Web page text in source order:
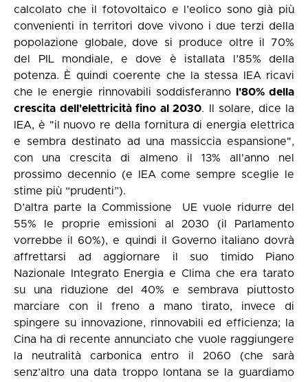
calcolato che il fotovoltaico e l’eolico sono già più
convenienti in territori dove vivono i due terzi della
popolazione globale, dove si produce oltre il 70%
del PIL mondiale, e dove è istallata l’85% della
potenza. È quindi coerente che la stessa IEA ricavi
che le energie rinnovabili soddisferanno
l'80% della
crescita dell'elettricità fino al 2030. Il solare, dice la
IEA, è "il nuovo re della fornitura di energia elettrica
e sembra destinato ad una massiccia espansione",
con una crescita di almeno il 13% all'anno nel
prossimo decennio (e IEA come sempre sceglie le
stime più “prudenti”).
D’altra parte la Commissione
UE vuole ridurre del
55% le proprie emissioni al 2030 (il Parlamento
vorrebbe il 60%), e quindi il Governo italiano dovrà
affrettarsi ad aggiornare il suo timido Piano
Nazionale Integrato Energia e Clima che era tarato
su una riduzione del 40% e sembrava piuttosto
marciare con il freno a mano tirato, invece di
spingere su innovazione, rinnovabili ed efficienza; la
Cina ha di recente annunciato che vuole raggiungere
la neutralità carbonica entro il 2060 (che sarà
senz’altro una data troppo lontana se la guardiamo